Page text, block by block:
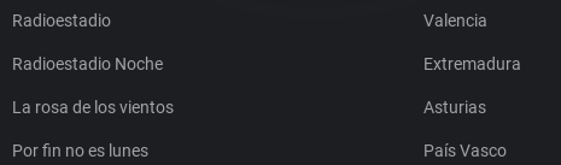
Radioestadio
Radioestadio Noche
La rosa de los vientos
Por fin no es lunes
Valencia
Extremadura
Asturias
País Vasco